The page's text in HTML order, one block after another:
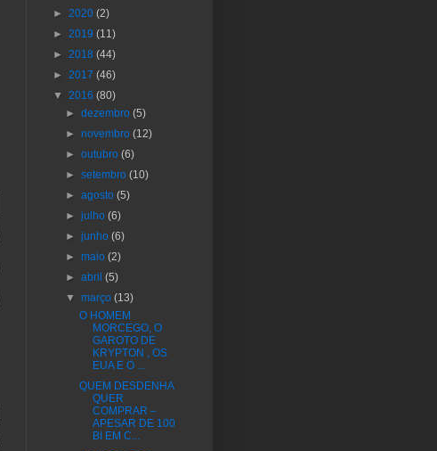
► 2020 (2)
► 2019 (11)
► 2018 (44)
► 2017 (46)
▼ 2016 (80)
►dezembro(5)
►novembro(12)
►outubro(6)
►setembro(10)
►agosto(5)
►julho(6)
►junho(6)
►maio(2)
►abril(5)
▼março(13)
O HOMEM
MORCEGO, O
GAROTO DE
KRYPTON , OS
EUA E O ...
QUEM DESDENHA
QUER
COMPRAR –
APESAR DE 100
BI EM C...